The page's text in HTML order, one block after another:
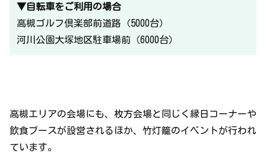
▼自転車をご利用の場合
高槻ゴルフ倶楽部前道路（5000台）
河川公園大塚地区駐車場前（6000台）
高槻エリアの会場にも、枚方会場と同じく縁日コーナーや
飲食ブースが設営されるほか、竹灯籠のイベントが行われ
ています。